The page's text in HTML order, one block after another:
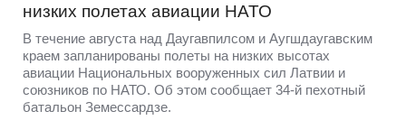
низких полетах авиации НАТО
В течение августа над Даугавпилсом и Аугшдаугавским
краем запланированы полеты на низких высотах
авиации Национальных вооруженных сил Латвии и
союзников по НАТО. Об этом сообщает 34-й пехотный
батальон Земессардзе.